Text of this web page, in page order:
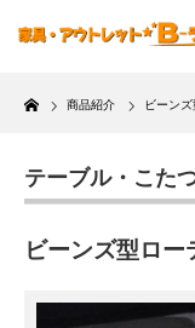
Home
商品紹介 ビーン
テーブル・こた
ビーンズ型ロー